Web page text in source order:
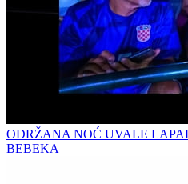
ODRŽANA NOĆ UVALE
BEBEKA